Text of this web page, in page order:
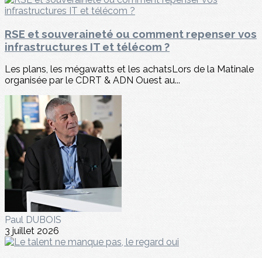
RSE et souveraineté ou comment repenser vos
infrastructures IT et télécom ?
Les plans, les mégawatts et les achatsLors de la Matinale
organisée par le CDRT & ADN Ouest au...
Paul DUBOIS
3 juillet 2026